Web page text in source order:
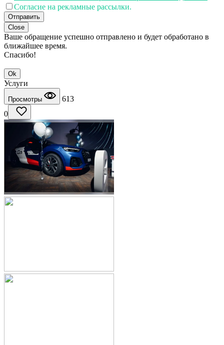
Согласие на рекламные рассылки.
Отправить
Close
Ваше обращение успешно отправлено и будет обработано в
ближайшее время.
Спасибо!
Ok
Услуги
Просмотры
613
0